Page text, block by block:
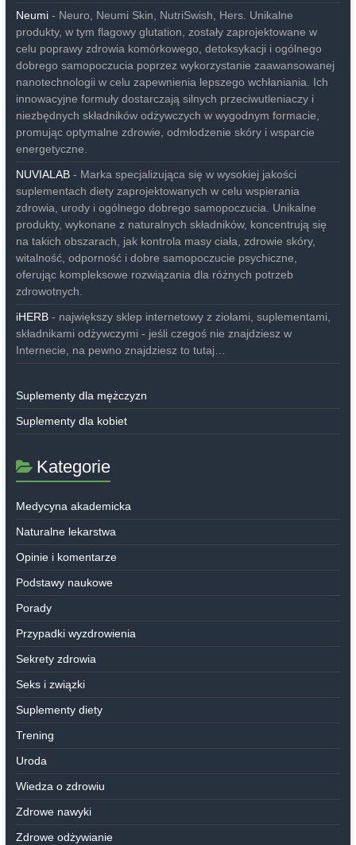
Neumi- Neuro, Neumi Skin, NutriSwish, Hers. Unikalne
produkty, w tym flagowy glutation, zostały zaprojektowane w
celu poprawy zdrowia komórkowego, detoksykacji i ogólnego
dobrego samopoczucia poprzez wykorzystanie zaawansowanej
nanotechnologii w celu zapewnienia lepszego wchłaniania. Ich
innowacyjne formuły dostarczają silnych przeciwutleniaczy i
niezbędnych składników odżywczych w wygodnym formacie,
promując optymalne zdrowie, odmłodzenie skóry i wsparcie
energetyczne.
NUVIALAB- Marka specjalizująca się w wysokiej jakości
suplementach diety zaprojektowanych w celu wspierania
zdrowia, urody i ogólnego dobrego samopoczucia. Unikalne
produkty, wykonane z naturalnych składników, koncentrują się
na takich obszarach, jak kontrola masy ciała, zdrowie skóry,
witalność, odporność i dobre samopoczucie psychiczne,
oferując kompleksowe rozwiązania dla różnych potrzeb
zdrowotnych.
iHERB- największy sklep internetowy z ziołami, suplementami,
składnikami odżywczymi - jeśli czegoś nie znajdziesz w
Internecie, na pewno znajdziesz to tutaj…
Suplementy dla mężczyzn
Suplementy dla kobiet
Kategorie
Medycyna akademicka
Naturalne lekarstwa
Opinie i komentarze
Podstawy naukowe
Porady
Przypadki wyzdrowienia
Sekrety zdrowia
Seks i związki
Suplementy diety
Trening
Uroda
Wiedza o zdrowiu
Zdrowe nawyki
Zdrowe odżywianie